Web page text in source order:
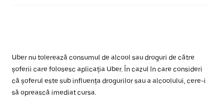
Uber nu tolerează consumul de alcool sau droguri de către
șoferii care folosesc aplicația Uber. În cazul în care consideri
că șoferul este sub influența drogurilor sau a alcoolului, cere-i
să oprească imediat cursa.